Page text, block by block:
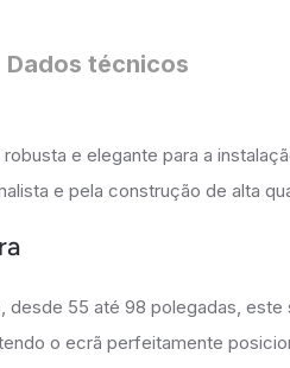
Dados técnicos
e elegante para a
e pela construção de alta
55 até 98 polegadas,
o ecrã perfeitamente